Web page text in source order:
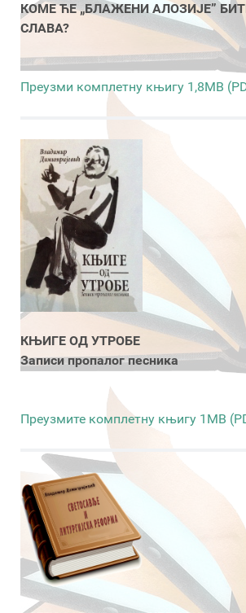
КОМЕ ЋЕ „БЛАЖЕНИ АЛОЗИЈЕ”
СЛАВА?
Преузми комплетну књигу 1,8MB
КЊИГЕ ОД УТРОБЕ
Записи пропалог песника
Преузмите комплетну књигу 1MB